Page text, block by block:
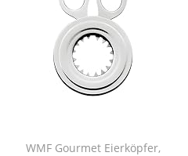
WMF Gourmet Eierköpfer,